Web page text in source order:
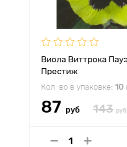
Виола Виттрока
Престиж
Кол-во в упаковке: 10
87 руб 143 руб